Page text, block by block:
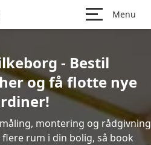
Menu
- Bestil
og få flotte nye
montering og rådgivning
rum i din bolig, så book